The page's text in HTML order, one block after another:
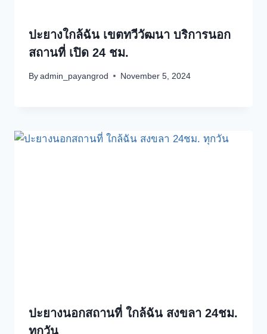
ปะยางใกล้ฉัน เขตทวีวัฒนา บริการนอก
สถานที่ เปิด 24 ชม.
By admin_payangrod November 5, 2024
ปะยางนอกสถานที่ ใกล้ฉัน สงขลา 24ชม.
ทุกวัน